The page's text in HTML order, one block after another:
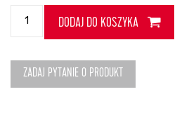
Kuchnia
zewnętrzna
Cabinex
grillem
DODAJ DO KOSZYKA
ZADAJ PYTANIE O PRODUKT